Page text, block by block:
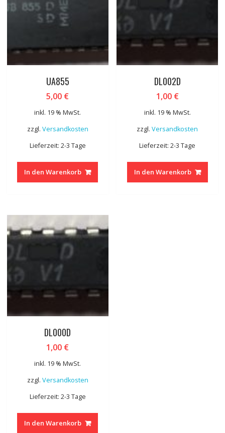
UA855
5,00 €
inkl. 19 % MwSt.
zzgl. Versandkosten
Lieferzeit: 2-3 Tage
In den Warenkorb
DL002D
1,00 €
inkl. 19 % MwSt.
zzgl.Versandkosten
Lieferzeit: 2-3 Tage
In den Warenkorb
DL000D
1,00 €
inkl. 19 % MwSt.
zzgl. Versandkosten
Lieferzeit: 2-3 Tage
In den Warenkorb